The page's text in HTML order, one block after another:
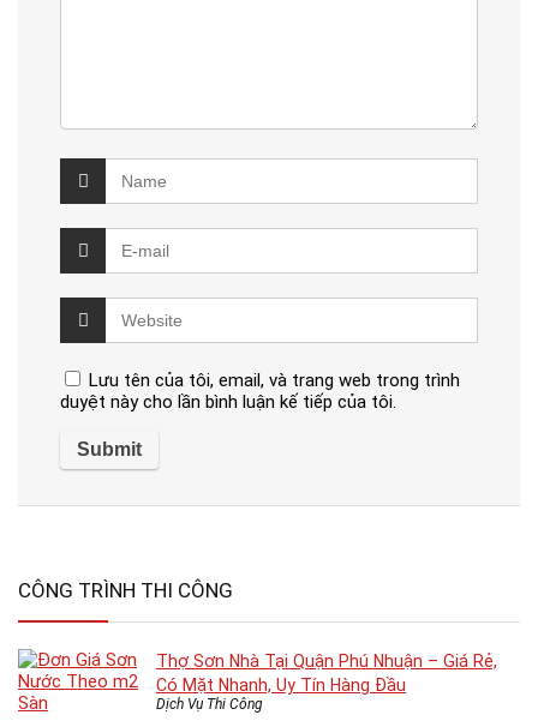
Lưu tên của tôi, email, và trang web trong trình
duyệt này cho lần bình luận kế tiếp của tôi.
CÔNG TRÌNH THI CÔNG
Thợ Sơn Nhà Tại Quận Phú Nhuận – Giá Rẻ,
Có Mặt Nhanh, Uy Tín Hàng Đầu
Dịch Vụ Thi Công